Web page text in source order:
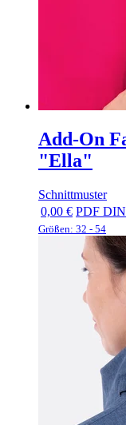
Add-On
"Ella"
Schnittmuster
0,00 € PDF
Größen: 32 - 54